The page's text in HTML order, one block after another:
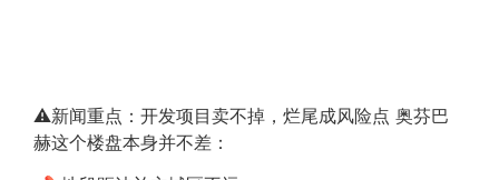
⚠️新闻重点：开发项目卖不掉，烂尾成风险点 奥芬巴
赫这个楼盘本身并不差：